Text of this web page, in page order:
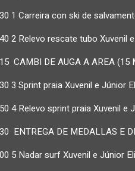
1 Carreira con ski de
2 Relevo rescate tubo Xuvenil
CAMBI DE AUGA A AREA (15
3 Sprint praia Xuvenil e Júnior
4 Relevo sprint praia Xuvenil e
ENTREGA DE MEDALLAS E
5 Nadar surf Xuvenil e Júnior